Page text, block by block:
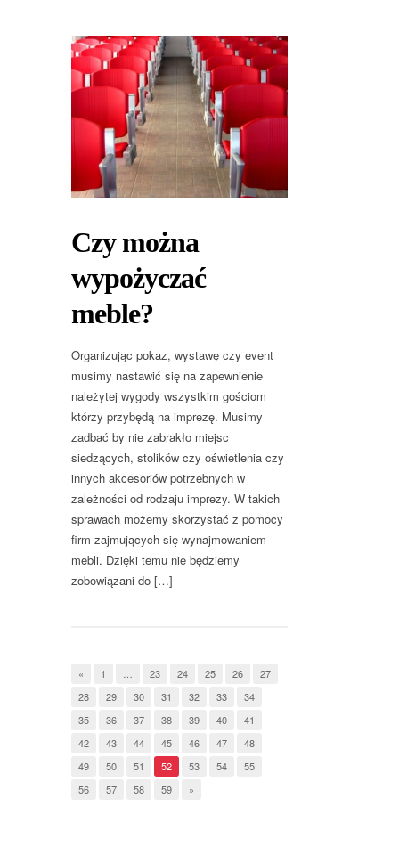
Czy można
wypożyczać
meble?
Organizując pokaz, wystawę czy event
musimy nastawić się na zapewnienie
należytej wygody wszystkim gościom
którzy przybędą na imprezę. Musimy
zadbać by nie zabrakło miejsc
siedzących, stolików czy oświetlenia czy
innych akcesoriów potrzebnych w
zależności od rodzaju imprezy. W takich
sprawach możemy skorzystać z pomocy
firm zajmujących się wynajmowaniem
mebli. Dzięki temu nie będziemy
zobowiązani do […]
« 1 23 24 25 26
27
28
29 30 31 32 33
34
35
36 37 38 39 40
41
42
43 44 45 46 47
48
49
50 51 52 53 54
55
56
57 58 59 »